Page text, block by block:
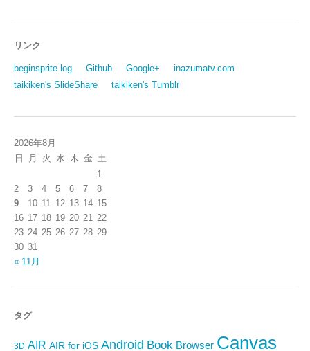
リンク
beginsprite log Github Google+
inazumatv.com
taikiken's SlideShare
taikiken's Tumblr
2026年8月
日
月 火 水 木 金 土
1
2
3 4 5 6 7
8
9
10 11 12 13 14 15
16 17 18 19 20 21 22
23 24 25 26 27 28 29
30 31
« 11月
タグ
3D AIR AIR for iOS Android Book Browser Canvas